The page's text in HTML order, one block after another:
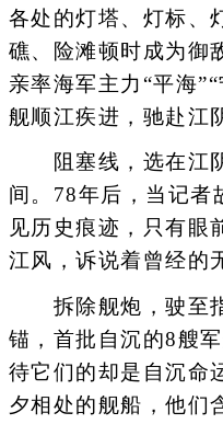
各处的灯塔、灯标、
礁、险滩顿时成为御
亲率海军主力“平海
舰顺江疾进，驰赴江
阻塞线，选在江阴
间。78年后，当记者
见历史痕迹，只有眼
江风，诉说着曾经的
拆除舰炮，驶至指
锚，首批自沉的8艘
待它们的却是自沉命
夕相处的舰船，他们